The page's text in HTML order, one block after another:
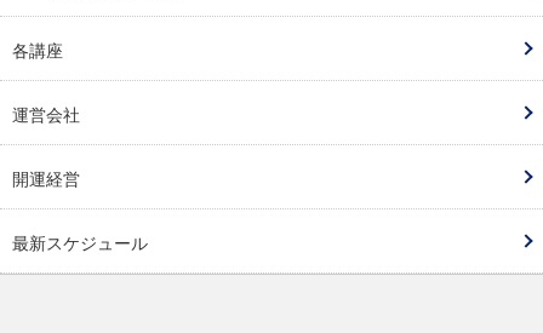
各講座
運営会社
開運経営
最新スケジュール